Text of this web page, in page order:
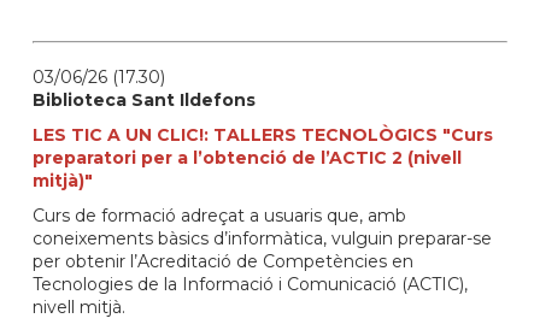
03/06/26 (17.30)
Biblioteca Sant Ildefons
LES TIC A UN CLIC!: TALLERS TECNOLÒGICS "Curs
preparatori per a l’obtenció de l’ACTIC 2 (nivell
mitjà)"
Curs de formació adreçat a usuaris que, amb
coneixements bàsics d’informàtica, vulguin preparar-se
per obtenir l’Acreditació de Competències en
Tecnologies de la Informació i Comunicació (ACTIC),
nivell mitjà.